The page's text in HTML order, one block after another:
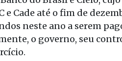
e Cade até o fim de
neste ano a serem
o governo, seu